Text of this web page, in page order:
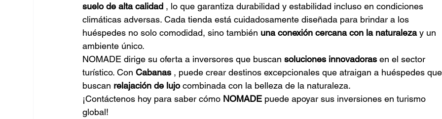
suelo de alta calidad , lo que garantiza durabilidad y estabilidad incluso en condiciones
climáticas adversas. Cada tienda está cuidadosamente diseñada para brindar a los
huéspedes no solo comodidad, sino también una conexión cercana con la naturaleza y un
ambiente único.
NOMADE dirige su oferta a inversores que buscan soluciones innovadoras en el sector
turístico. Con Cabanas , puede crear destinos excepcionales que atraigan a huéspedes
buscan relajación de lujo combinada con la belleza de la naturaleza.
¡Contáctenos hoy para saber cómo NOMADE puede apoyar sus inversiones en turismo
global!